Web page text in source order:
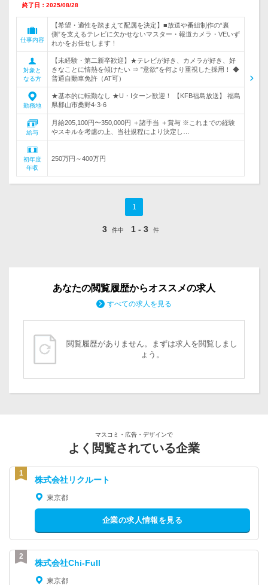
終了日：2025/08/28
仕事内容
【希望・適性を踏まえて配属を決定】■放送や番組制作の“裏
側”を支えるテレビに欠かせないマスター・報道カメラ・VEいず
れかをお任せします！
対象と
なる方
【未経験・第二新卒歓迎】★テレビが好き、カメラが好き、好
きなことに情熱を傾けたい ⇒ ”意欲”を何より重視した採用！ ◆
普通自動車免許（AT可）
勤務地
★基本的に転勤なし ★U・Iターン歓迎！ 【KFB福島放送】 福島
県郡山市桑野4-3-6
給与
月給205,100円〜350,000円 ＋諸手当 ＋賞与 ※これまでの経験
やスキルを考慮の上、当社規程により決定し…
初年度
年収
250万円～400万円
1
3 件中 1 - 3 件
あなたの閲覧履歴からオススメの求人
すべての求人を見る
閲覧履歴がありません。まずは求人を閲覧しまし
ょう。
マスコミ・広告・デザインで
よく閲覧されている企業
株式会社リクルート
東京都
企業の求人情報を見る
株式会社Chi-Full
東京都